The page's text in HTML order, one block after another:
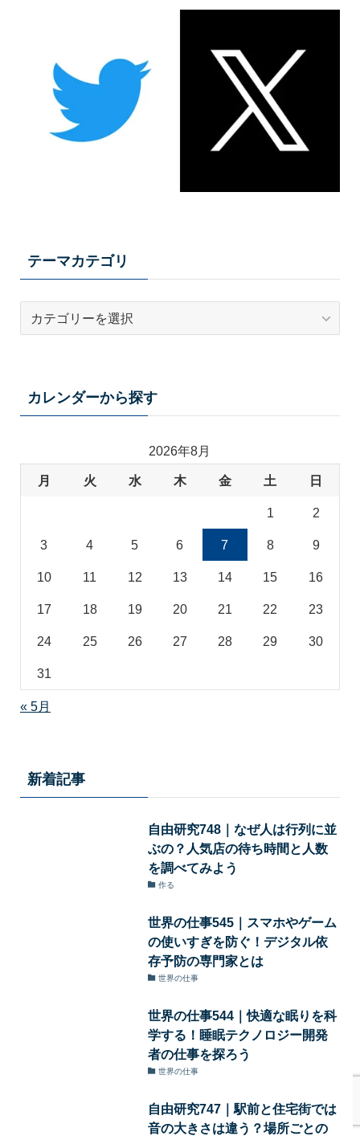
テーマカテゴリ
カレンダーから探す
2026年8月
月 火 水 木 金 土 日
1 2
3 4 5 6 7 8 9
10 11 12 13 14 15 16
17 18 19 20 21 22 23
24 25 26 27 28 29 30
31
« 5月
新着記事
自由研究748｜なぜ人は行列に並
ぶの？人気店の待ち時間と人数
を調べてみよう
作る
世界の仕事545｜スマホやゲーム
の使いすぎを防ぐ！デジタル依
存予防の専門家とは
世界の仕事
世界の仕事544｜快適な眠りを科
学する！睡眠テクノロジー開発
者の仕事を探ろう
世界の仕事
自由研究747｜駅前と住宅街では
音の大きさは違う？場所ごとの